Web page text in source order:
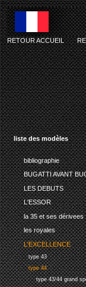
liste des modèles
bibliographie
BUGATTI AVANT
LES DEBUTS
L'ESSOR
la 35 et ses dérivees
les royales
L'EXCELLENCE
type 43
type 44
type 43/44 grand
RETOUR ACCUEIL-